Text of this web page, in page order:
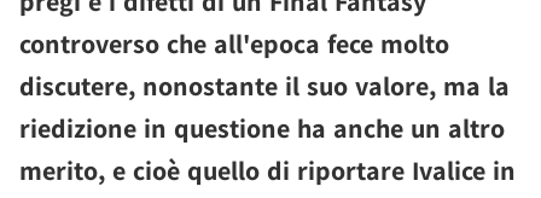
controverso che all'epoca fece molto
discutere, nonostante il suo valore, ma la
riedizione in questione ha anche un altro
merito, e cioè quello di riportare Ivalice in